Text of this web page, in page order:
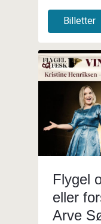
Billetter
Flygel
eller
Arve